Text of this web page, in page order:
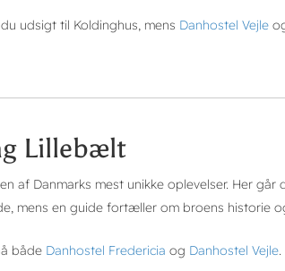
udsigt til Koldinghus, mens Danhostel Vejle
Lillebælt
af Danmarks mest unikke oplevelser. Her
mens en guide fortæller om broens historie
både Danhostel Fredericia og Danhostel Vejle.